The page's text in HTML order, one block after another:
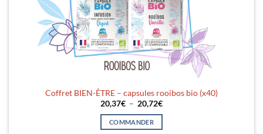
Coffret BIEN-ÊTRE – capsules rooibos bio (x40)
20,37€ – 20,72€Plage
COMMANDER